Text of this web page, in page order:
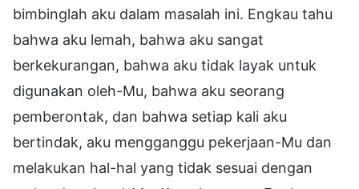
bimbinglah aku dalam masalah ini. Engkau tahu
bahwa aku lemah, bahwa aku sangat
berkekurangan, bahwa aku tidak layak untuk
digunakan oleh-Mu, bahwa aku seorang
pemberontak, dan bahwa setiap kali aku
bertindak, aku mengganggu pekerjaan-Mu dan
melakukan hal-hal yang tidak sesuai dengan